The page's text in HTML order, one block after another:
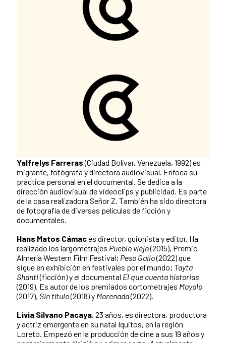
Yalfrelys Farreras(Ciudad Bolívar, Venezuela, 1992) es
migrante, fotógrafa y directora audiovisual. Enfoca su
práctica personal en el documental. Se dedica a la
dirección audiovisual de videoclips y publicidad. Es parte
de la casa realizadora Señor Z. También ha sido directora
de fotografía de diversas películas de ficción y
documentales.
Hans Matos Cámaces director, guionista y editor. Ha
realizado los largometrajes Pueblo viejo(2015), Premio
Almería Western Film Festival; Peso Gallo(2022) que
sigue en exhibición en festivales por el mundo; Tayta
Shanti(ficción) y el documental El que cuenta historias
(2019). Es autor de los premiados cortometrajes Mayolo
(2017), Sin título(2018) y Morenada(2022).
Livia Silvano Pacaya, 23 años, es directora, productora
y actriz emergente en su natal Iquitos, en la región
Loreto. Empezó en la producción de cine a sus 19 años y